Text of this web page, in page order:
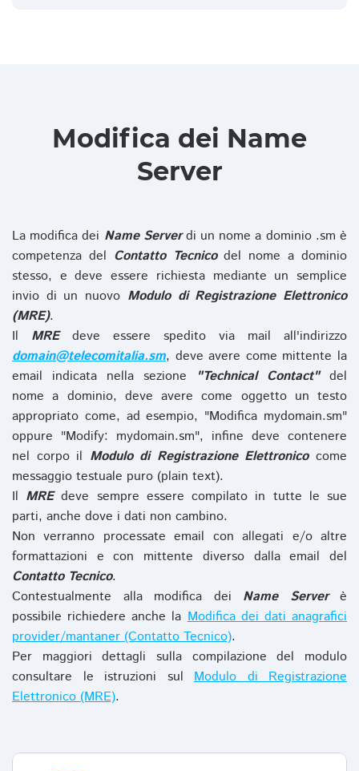
Modifica dei Name
Server
La modifica dei Name Serverdi un nome a dominio .sm è
competenza del Contatto Tecnicodel nome a dominio
stesso, e deve essere richiesta mediante un semplice
invio di un nuovo Modulo di Registrazione Elettronico
(MRE).
Il MREdeve essere spedito via mail all'indirizzo
domain@telecomitalia.sm, deve avere come mittente la
email indicata nella sezione
"Technical Contact"del
nome a dominio, deve avere come oggetto un testo
appropriato come, ad esempio, "Modifica mydomain.sm"
oppure "Modify: mydomain.sm", infine deve contenere
nel corpo il Modulo di Registrazione Elettronicocome
messaggio testuale puro (plain text).
Il MREdeve sempre essere compilato in tutte le sue
parti, anche dove i dati non cambino.
Non verranno processate email con allegati e/o altre
formattazioni e con mittente diverso dalla email del
Contatto Tecnico.
Contestualmente alla modifica dei Name Serverè
possibile richiedere anche laModifica dei dati anagrafici
provider/mantaner (Contatto Tecnico).
Per maggiori dettagli sulla compilazione del modulo
consultare le istruzioni sul Modulo di Registrazione
Elettronico (MRE).